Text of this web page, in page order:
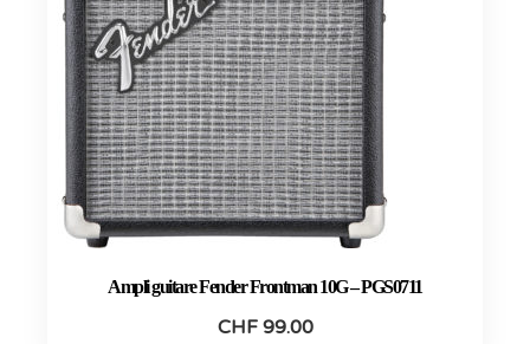
Ampli guitare Fender Frontman 10G – PGS0711
CHF99.00